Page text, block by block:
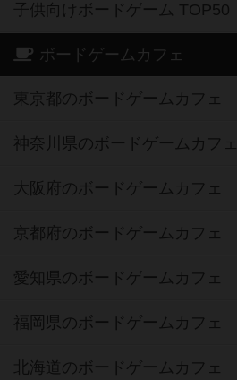
子供向けボードゲーム TOP50
ボードゲームカフェ
東京都のボードゲームカフェ
神奈川県のボードゲームカフェ
大阪府のボードゲームカフェ
京都府のボードゲームカフェ
愛知県のボードゲームカフェ
福岡県のボードゲームカフェ
北海道のボードゲームカフェ